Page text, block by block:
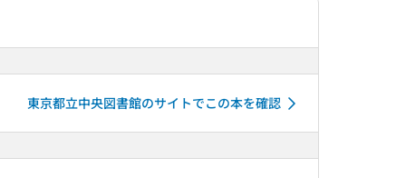
東京都立中央図書館のサイトでこの本を確認